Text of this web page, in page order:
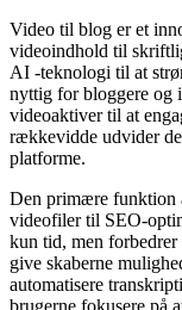
Video til blog er et
videoindhold til
AI -teknologi til at
nyttig for bloggere og
videoaktiver til at
rækkevidde udvider
platforme.
Den primære funktion
videofiler til SEO-
kun tid, men
give skaberne
automatisere
brugerne fokusere på